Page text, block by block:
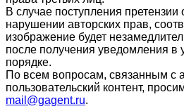
В случае поступления претензии
нарушении авторских прав,
изображение будет
после получения уведомления в
порядке.
По всем вопросам, связанным с
пользовательский контент,
mail@gagent.ru.